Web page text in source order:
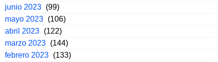
junio 2023 (99)
mayo 2023 (106)
abril 2023 (122)
marzo 2023 (144)
febrero 2023 (133)